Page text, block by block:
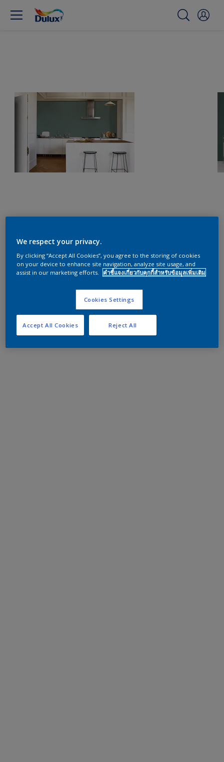
We respect your privacy.
By clicking “Accept All Cookies”, you agree to the storing of cookies
on your device to enhance site navigation, analyze site usage, and
assist in our marketing efforts.
คำชี้แจงเกี่ยวกับคุกกี้สำหรับข้อมูลเพิ่มเติม
Cookies Settings
Reject All
Accept All Cookies